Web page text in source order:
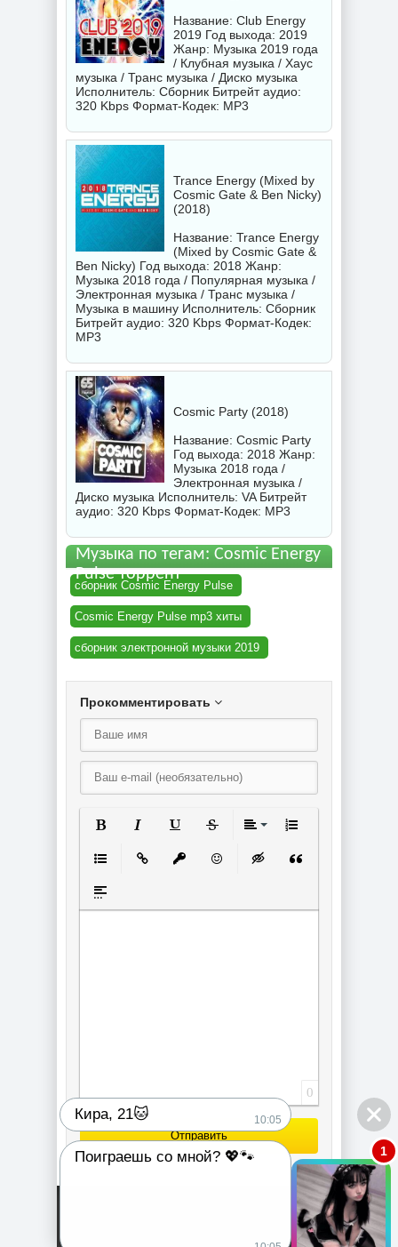
Название: Club Energy
2019 Год выхода: 2019
Жанр: Музыка 2019 года
/ Клубная музыка / Хаус
музыка / Транс музыка / Диско музыка
Исполнитель: Сборник Битрейт аудио:
320 Kbps Формат-Кодек: MP3
Trance Energy (Mixed by
Cosmic Gate & Ben Nicky)
(2018)
Название: Trance Energy
(Mixed by Cosmic Gate &
Ben Nicky) Год выхода: 2018 Жанр:
Музыка 2018 года / Популярная музыка /
Электронная музыка / Транс музыка /
Музыка в машину Исполнитель: Сборник
Битрейт аудио: 320 Kbps Формат-Кодек:
MP3
Cosmic Party (2018)
Название: Cosmic Party
Год выхода: 2018 Жанр:
Музыка 2018 года /
Электронная музыка /
Диско музыка Исполнитель: VAБитрейт
аудио: 320 Kbps Формат-Кодек: MP3
Музыка по тегам: Cosmic Energy
Pulse торрент
сборник Cosmic Energy Pulse
Cosmic Energy Pulse mp3 хиты
сборник электронной музыки 2019
Прокомментировать
Вставка спойлера
0
Отправить
Кира, 21🐱 10:05
Поиграешь со мной? 💖🐾 1